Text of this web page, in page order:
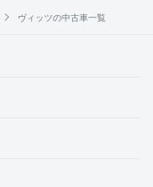
ヴィッツの中古車一覧